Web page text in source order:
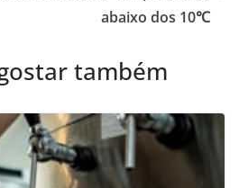
abaixo dos 10℃
também